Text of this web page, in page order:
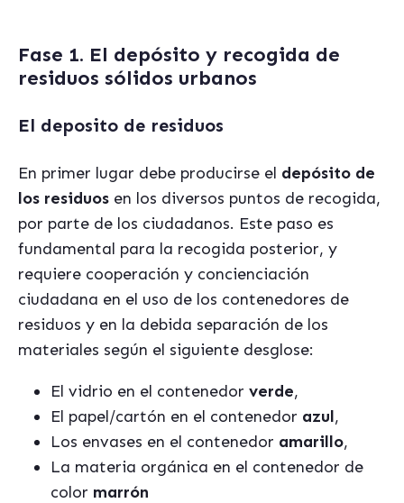
Fase 1. El depósito y recogida de
residuos sólidos urbanos
El deposito de residuos
En primer lugar debe producirse el depósito de
los residuos en los diversos puntos de recogida,
por parte de los ciudadanos. Este paso es
fundamental para la recogida posterior, y
requiere cooperación y concienciación
ciudadana en el uso de los contenedores de
residuos y en la debida separación de los
materiales según el siguiente desglose:
El vidrio en el contenedor verde,
El papel/cartón en el contenedor azul,
Los envases en el contenedor amarillo,
La materia orgánica en el contenedor de
color marrón